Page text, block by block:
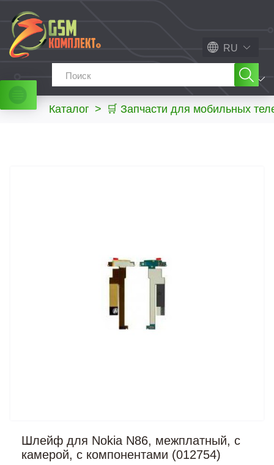
RU
МЕНЮ
Каталог > 🛒 Запчасти для мобильных
Шлейф для Nokia N86, межплатный, с
камерой, с компонентами (012754)